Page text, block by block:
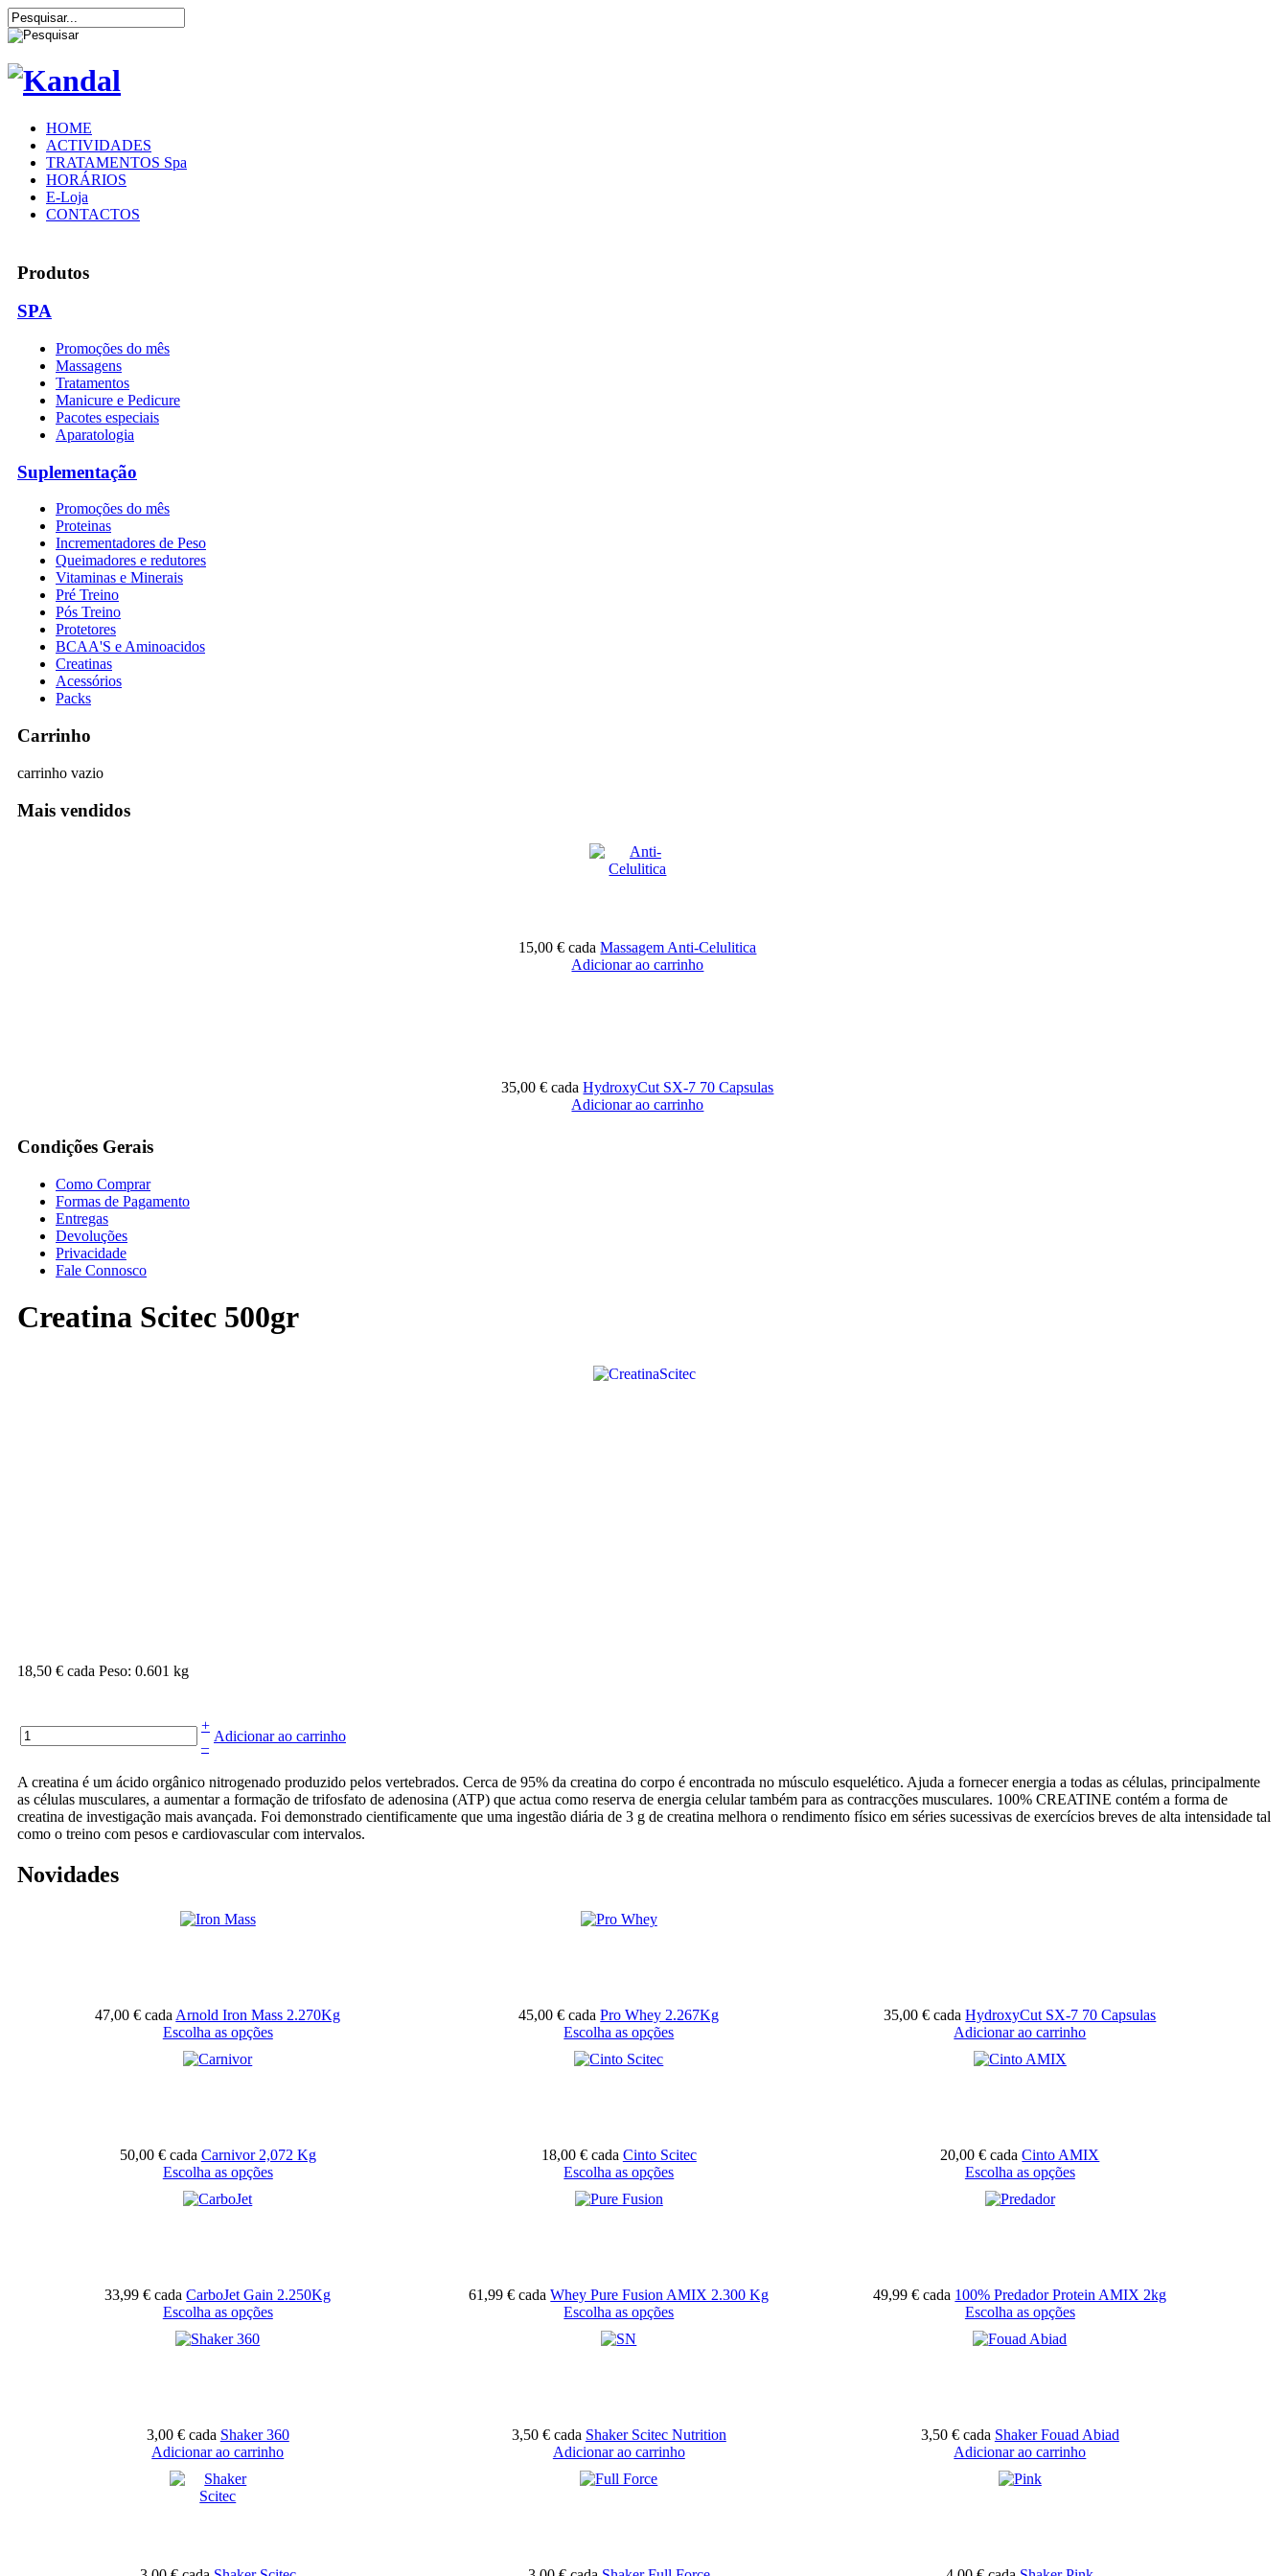
HOME
ACTIVIDADES
TRATAMENTOS Spa
HORÁRIOS
E-Loja
CONTACTOS
Produtos
SPA
Promoções do mês
Massagens
Tratamentos
Manicure e Pedicure
Pacotes especiais
Aparatologia
Suplementação
Promoções do mês
Proteinas
Incrementadores de Peso
Queimadores e redutores
Vitaminas e Minerais
Pré Treino
Pós Treino
Protetores
BCAA'S e Aminoacidos
Creatinas
Acessórios
Packs
Carrinho
carrinho vazio
Mais vendidos
15,00 € cada Massagem Anti-Celulitica
Adicionar ao carrinho
35,00 € cada HydroxyCut SX-7 70 Capsulas
Adicionar ao carrinho
Condições Gerais
Como Comprar
Formas de Pagamento
Entregas
Devoluções
Privacidade
Fale Connosco
Creatina Scitec 500gr
18,50 € cada Peso: 0.601 kg
+
Adicionar ao carrinho
–
A creatina é um ácido orgânico nitrogenado produzido pelos vertebrados. Cerca de 95% da creatina do corpo é encontrada no músculo esquelético. Ajuda a fornecer energia a todas as células, principalmente
as células musculares, a aumentar a formação de trifosfato de adenosina (ATP) que actua como reserva de energia celular também para as contracções musculares. 100% CREATINE contém a forma de
creatina de investigação mais avançada. Foi demonstrado cientificamente que uma ingestão diária de 3 g de creatina melhora o rendimento físico em séries sucessivas de exercícios breves de alta intensidade tal
como o treino com pesos e cardiovascular com intervalos.
Novidades
47,00 € cadaArnold Iron Mass 2.270Kg
Escolha as opções
45,00 € cada Pro Whey 2.267Kg
Escolha as opções
35,00 € cada HydroxyCut SX-7 70 Capsulas
Adicionar ao carrinho
50,00 € cada Carnivor 2,072 Kg
Escolha as opções
18,00 € cada Cinto Scitec
Escolha as opções
20,00 € cada Cinto AMIX
Escolha as opções
33,99 € cada CarboJet Gain 2.250Kg
Escolha as opções
61,99 € cada Whey Pure Fusion AMIX 2.300 Kg
Escolha as opções
49,99 € cada 100% Predador Protein AMIX 2kg
Escolha as opções
3,00 € cada Shaker 360
Adicionar ao carrinho
3,50 € cada Shaker Scitec Nutrition
Adicionar ao carrinho
3,50 € cada Shaker Fouad Abiad
Adicionar ao carrinho